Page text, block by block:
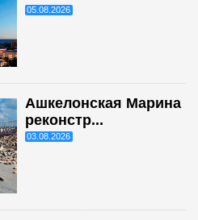
05.08.2026
Ашкелонская Марина
реконстр...
03.08.2026